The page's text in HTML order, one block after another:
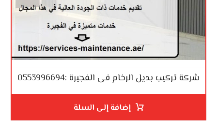
شركة تركيب بديل الرخام فى الفجيرة :0553996694
إضافة إلى السلة